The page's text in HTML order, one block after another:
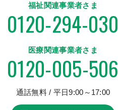
福祉関連事業者さま
0120-294-030
医療関連事業者さま
0120-005-506
通話無料 / 平日9:00～17:00